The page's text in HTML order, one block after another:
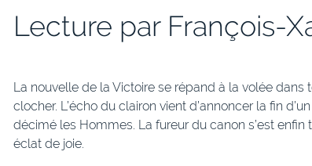
Lecture par François-
La nouvelle de la Victoire se répand à la volée dans
clocher. L’écho du clairon vient d’annoncer la fin
décimé les Hommes. La fureur du canon s’est
éclat de joie.